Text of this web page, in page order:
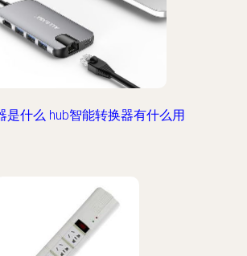
是什么 hub智能转换器有什么用